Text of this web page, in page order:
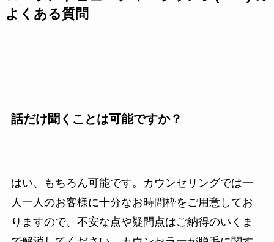
よくある質問
話だけ聞くことは可能ですか？
はい、もちろん可能です。カウンセリングでは一
人一人のお客様に十分なお時間枠をご用意してお
りますので、不安な点や疑問点はご納得のいくま